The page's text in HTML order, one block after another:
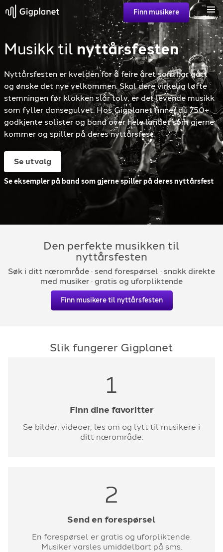
Finn musikere
Meny
Søk
Favoritter
Logg inn
Registrer artist
For musiker
TELEFON
+4790640887
support@gigplanet.no
Musikk til nyttårsfesten
Nyttårsfesten er kvelden for å feire året som har gått
og ønske det nye velkommen. Skal dere virkelig løfte
stemningen før klokken slår tolv, er det levende musikk
som fyller dansegulvet. Hos Gigplanet finner du 750+
godkjente solister og band over hele landet som gjerne
kommer og spiller på deres nyttårsfest.
Se utvalg
Se eksempler på band som gjerne spiller på deres nyttårsfest
Den perfekte musikken til
nyttårsfesten
Søk i ditt nærområde · send forespørsel · snakk direkte
med musiker · gratis og uforpliktende
Finn musikere til nyttårsfesten
Slik fungerer Gigplanet
1
Finn dine favoritter
Se bilder, videoer, les om og lytt til musikere i
ditt nærområde.
2
Send en forespørsel
En forespørsel er gratis og uforpliktende.
Musiker varsles umiddelbart på sms.